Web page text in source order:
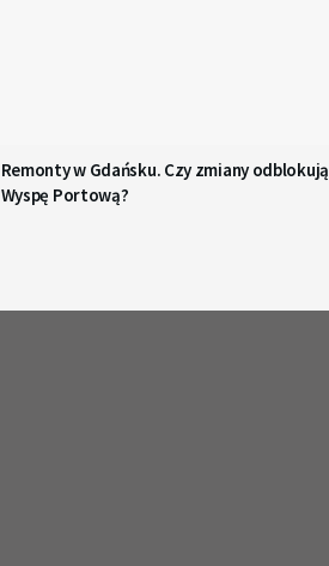
Remonty w Gdańsku. Czy zmiany odblokują
Wyspę Portową?